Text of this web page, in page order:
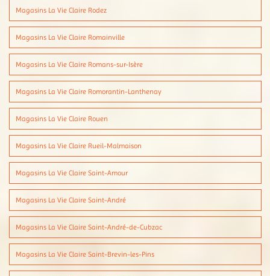
Magasins La Vie Claire Rodez
Magasins La Vie Claire Romainville
Magasins La Vie Claire Romans-sur-Isère
Magasins La Vie Claire Romorantin-Lanthenay
Magasins La Vie Claire Rouen
Magasins La Vie Claire Rueil-Malmaison
Magasins La Vie Claire Saint-Amour
Magasins La Vie Claire Saint-André
Magasins La Vie Claire Saint-André-de-Cubzac
Magasins La Vie Claire Saint-Brevin-les-Pins